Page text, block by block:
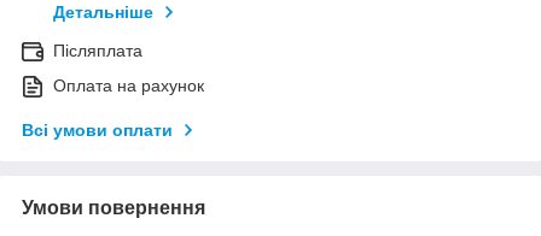
Детальніше
Післяплата
Оплата на рахунок
Всі умови оплати
Умови повернення